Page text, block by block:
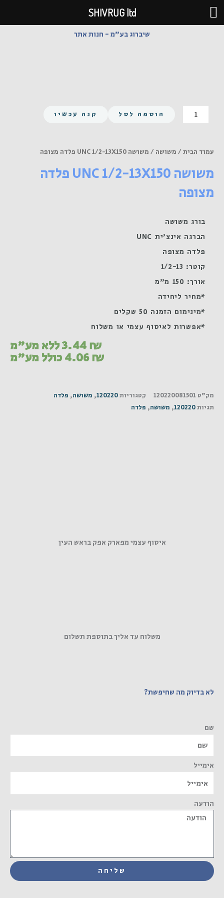
דילוג
לתוכן
שיברוג בע"מ - חנות אתר
כמות
של
13X150
מצופה
הוספה לסל קנה עכשיו
עמוד הבית/ משושה / משושה UNC 1/2-13X150 פלדה מצופה
משושה UNC 1/2-13X150 פלדה
מצופה
בורג משושה
הברגה אינצ'ית UNC
פלדה מצופה
קוטר: 1/2-13
אורך: 150 מ"מ
*מחיר ליחידה
*מינימום הזמנה 50 שקלים
*אפשרות לאיסוף עצמי או משלוח
3.44₪ ללא מע"מ
4.06₪ כולל מע"מ
מק"ט 120220081501 קטגוריות120220
, משושה, פלדה
תגיות120220
, משושה, פלדה
איסוף עצמי מפארק אפק בראש העין
משלוח עד אליך בתוספת תשלום
לא בדיוק מה שחיפשת?
שם
אימייל
הודעה
שליחה
SHIVRUG ltd